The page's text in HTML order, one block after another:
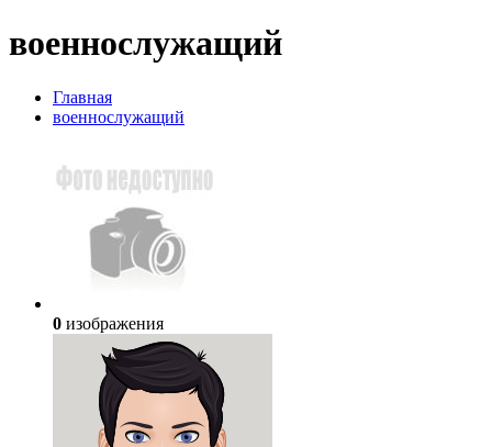
военнослужащий
Главная
военнослужащий
0 изображения